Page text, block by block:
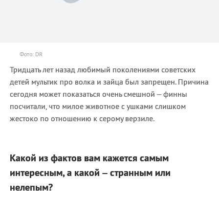
Фото: DR
Тридцать лет назад любимый поколениями советских
детей мультик про волка и зайца был запрещен. Причина
сегодня может показаться очень смешной – финны
посчитали, что милое животное с ушками слишком
жестоко по отношению к серому верзиле.
Какой из фактов вам кажется самым
интересным, а какой – странным или
нелепым?